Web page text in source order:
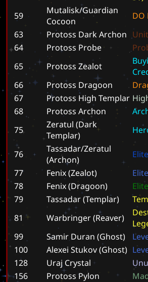
59
Mutalisk/Guardian
Cocoon
DO
63
Protoss Dark Archon Unit
64
Protoss Probe Pro
65
Protoss Zealot Buyi
Cre
66
Protoss Dragoon Dra
67
Protoss High Templar Hig
68
Protoss Archon Arc
75
Zeratul (Dark
Templar)
Her
76
Tassadar/Zeratul
(Archon)
Elite
77
Fenix (Zealot) Elite
78
Fenix (Dragoon) Elite
79
Tassadar (Templar) Tem
81
Warbringer (Reaver) Des
Leg
99
Samir Duran (Ghost) Lev
100
Alexei Stukov (Ghost) Lev
128
Uraj Crystal Unu
156
Protoss Pylon Ma